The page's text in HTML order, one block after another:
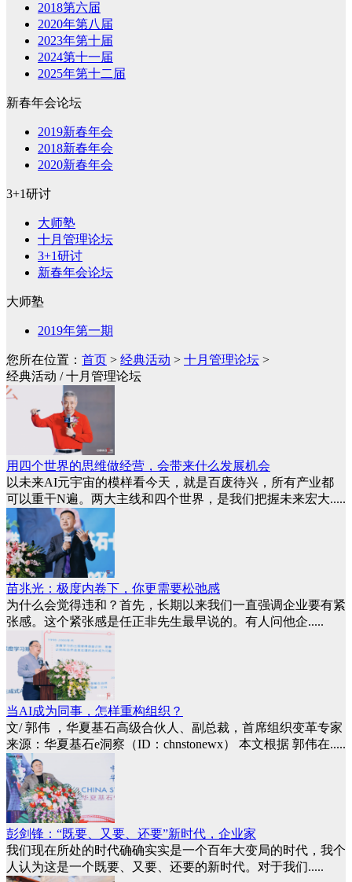
2018第六届
2020年第八届
2023年第十届
2024第十一届
2025年第十二届
新春年会论坛
2019新春年会
2018新春年会
2020新春年会
3+1研讨
大师塾
十月管理论坛
3+1研讨
新春年会论坛
大师塾
2019年第一期
您所在位置： 首页 > 经典活动 > 十月管理论坛 >
经典活动 / 十月管理论坛
用四个世界的思维做经营，会带来什么发展机会
以未来AI元宇宙的模样看今天，就是百废待兴，所有产业都
可以重干N遍。两大主线和四个世界，是我们把握未来宏大.....
苗兆光：极度内卷下，你更需要松弛感
为什么会觉得违和？首先，长期以来我们一直强调企业要有紧
张感。这个紧张感是任正非先生最早说的。有人问他企.....
当AI成为同事，怎样重构组织？
文/ 郭伟 ，华夏基石高级合伙人、副总裁，首席组织变革专家
来源：华夏基石e洞察（ID：chnstonewx） 本文根据 郭伟在.....
彭剑锋：“既要、又要、还要”新时代，企业家
我们现在所处的时代确确实实是一个百年大变局的时代，我个
人认为这是一个既要、又要、还要的新时代。对于我们.....